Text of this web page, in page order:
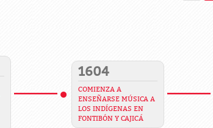
1604
COMIENZA A
ENSEÑARSE MÚSICA A
LOS INDÍGENAS EN
FONTIBÓN Y CAJICÁ